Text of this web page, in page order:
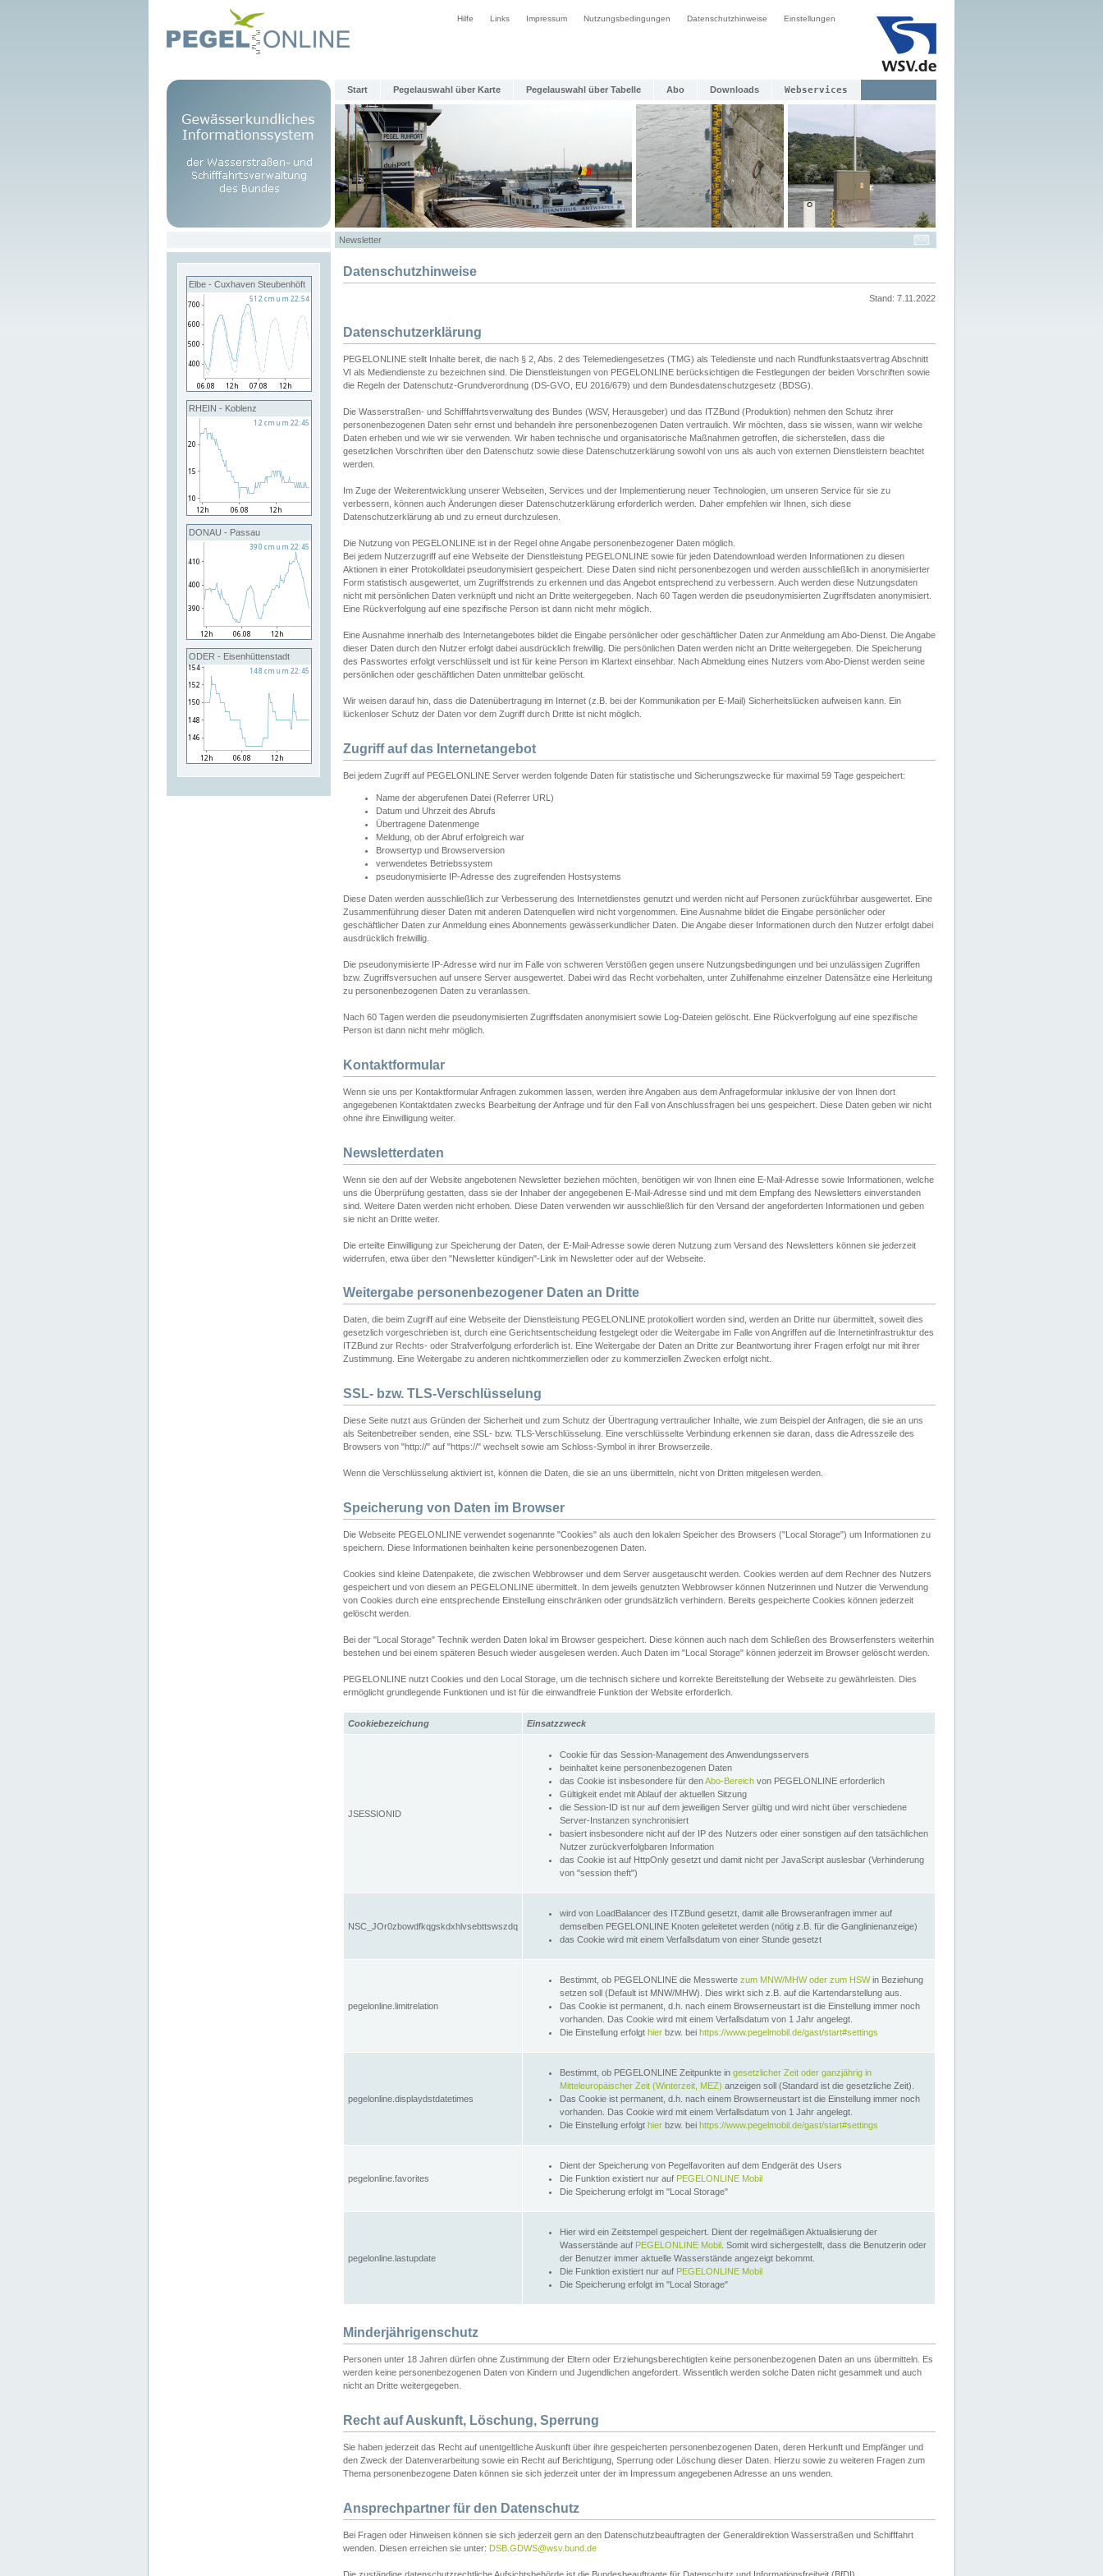
Hilfe Links Impressum Nutzungsbedingungen Datenschutzhinweise Einstellungen
Start Pegelauswahl über Karte Pegelauswahl über Tabelle Abo Downloads Webservices
Newsletter
Elbe - Cuxhaven Steubenhöft
RHEIN - Koblenz
DONAU - Passau
ODER - Eisenhüttenstadt
Datenschutzhinweise
Stand: 7.11.2022
Datenschutzerklärung
PEGELONLINE stellt Inhalte bereit, die nach § 2, Abs. 2 des Telemediengesetzes (TMG) als Teledienste und nach Rundfunkstaatsvertrag Abschnitt
VI als Mediendienste zu bezeichnen sind. Die Dienstleistungen von PEGELONLINE berücksichtigen die Festlegungen der beiden Vorschriften sowie
die Regeln der Datenschutz-Grundverordnung (DS-GVO, EU 2016/679) und dem Bundesdatenschutzgesetz (BDSG).
Die Wasserstraßen- und Schifffahrtsverwaltung des Bundes (WSV, Herausgeber) und das ITZBund (Produktion) nehmen den Schutz ihrer
personenbezogenen Daten sehr ernst und behandeln ihre personenbezogenen Daten vertraulich. Wir möchten, dass sie wissen, wann wir welche
Daten erheben und wie wir sie verwenden. Wir haben technische und organisatorische Maßnahmen getroffen, die sicherstellen, dass die
gesetzlichen Vorschriften über den Datenschutz sowie diese Datenschutzerklärung sowohl von uns als auch von externen Dienstleistern beachtet
werden.
Im Zuge der Weiterentwicklung unserer Webseiten, Services und der Implementierung neuer Technologien, um unseren Service für sie zu
verbessern, können auch Änderungen dieser Datenschutzerklärung erforderlich werden. Daher empfehlen wir Ihnen, sich diese
Datenschutzerklärung ab und zu erneut durchzulesen.
Die Nutzung von PEGELONLINE ist in der Regel ohne Angabe personenbezogener Daten möglich.
Bei jedem Nutzerzugriff auf eine Webseite der Dienstleistung PEGELONLINE sowie für jeden Datendownload werden Informationen zu diesen
Aktionen in einer Protokolldatei pseudonymisiert gespeichert. Diese Daten sind nicht personenbezogen und werden ausschließlich in anonymisierter
Form statistisch ausgewertet, um Zugriffstrends zu erkennen und das Angebot entsprechend zu verbessern. Auch werden diese Nutzungsdaten
nicht mit persönlichen Daten verknüpft und nicht an Dritte weitergegeben. Nach 60 Tagen werden die pseudonymisierten Zugriffsdaten anonymisiert.
Eine Rückverfolgung auf eine spezifische Person ist dann nicht mehr möglich.
Eine Ausnahme innerhalb des Internetangebotes bildet die Eingabe persönlicher oder geschäftlicher Daten zur Anmeldung am Abo-Dienst. Die Angabe
dieser Daten durch den Nutzer erfolgt dabei ausdrücklich freiwillig. Die persönlichen Daten werden nicht an Dritte weitergegeben. Die Speicherung
des Passwortes erfolgt verschlüsselt und ist für keine Person im Klartext einsehbar. Nach Abmeldung eines Nutzers vom Abo-Dienst werden seine
persönlichen oder geschäftlichen Daten unmittelbar gelöscht.
Wir weisen darauf hin, dass die Datenübertragung im Internet (z.B. bei der Kommunikation per E-Mail) Sicherheitslücken aufweisen kann. Ein
lückenloser Schutz der Daten vor dem Zugriff durch Dritte ist nicht möglich.
Zugriff auf das Internetangebot
Bei jedem Zugriff auf PEGELONLINE Server werden folgende Daten für statistische und Sicherungszwecke für maximal 59 Tage gespeichert:
Name der abgerufenen Datei (Referrer URL)
Datum und Uhrzeit des Abrufs
Übertragene Datenmenge
Meldung, ob der Abruf erfolgreich war
Browsertyp und Browserversion
verwendetes Betriebssystem
pseudonymisierte IP-Adresse des zugreifenden Hostsystems
Diese Daten werden ausschließlich zur Verbesserung des Internetdienstes genutzt und werden nicht auf Personen zurückführbar ausgewertet. Eine
Zusammenführung dieser Daten mit anderen Datenquellen wird nicht vorgenommen. Eine Ausnahme bildet die Eingabe persönlicher oder
geschäftlicher Daten zur Anmeldung eines Abonnements gewässerkundlicher Daten. Die Angabe dieser Informationen durch den Nutzer erfolgt dabei
ausdrücklich freiwillig.
Die pseudonymisierte IP-Adresse wird nur im Falle von schweren Verstößen gegen unsere Nutzungsbedingungen und bei unzulässigen Zugriffen
bzw. Zugriffsversuchen auf unsere Server ausgewertet. Dabei wird das Recht vorbehalten, unter Zuhilfenahme einzelner Datensätze eine Herleitung
zu personenbezogenen Daten zu veranlassen.
Nach 60 Tagen werden die pseudonymisierten Zugriffsdaten anonymisiert sowie Log-Dateien gelöscht. Eine Rückverfolgung auf eine spezifische
Person ist dann nicht mehr möglich.
Kontaktformular
Wenn sie uns per Kontaktformular Anfragen zukommen lassen, werden ihre Angaben aus dem Anfrageformular inklusive der von Ihnen dort
angegebenen Kontaktdaten zwecks Bearbeitung der Anfrage und für den Fall von Anschlussfragen bei uns gespeichert. Diese Daten geben wir nicht
ohne ihre Einwilligung weiter.
Newsletterdaten
Wenn sie den auf der Website angebotenen Newsletter beziehen möchten, benötigen wir von Ihnen eine E-Mail-Adresse sowie Informationen, welche
uns die Überprüfung gestatten, dass sie der Inhaber der angegebenen E-Mail-Adresse sind und mit dem Empfang des Newsletters einverstanden
sind. Weitere Daten werden nicht erhoben. Diese Daten verwenden wir ausschließlich für den Versand der angeforderten Informationen und geben
sie nicht an Dritte weiter.
Die erteilte Einwilligung zur Speicherung der Daten, der E-Mail-Adresse sowie deren Nutzung zum Versand des Newsletters können sie jederzeit
widerrufen, etwa über den "Newsletter kündigen"-Link im Newsletter oder auf der Webseite.
Weitergabe personenbezogener Daten an Dritte
Daten, die beim Zugriff auf eine Webseite der Dienstleistung PEGELONLINE protokolliert worden sind, werden an Dritte nur übermittelt, soweit dies
gesetzlich vorgeschrieben ist, durch eine Gerichtsentscheidung festgelegt oder die Weitergabe im Falle von Angriffen auf die Internetinfrastruktur des
ITZBund zur Rechts- oder Strafverfolgung erforderlich ist. Eine Weitergabe der Daten an Dritte zur Beantwortung ihrer Fragen erfolgt nur mit ihrer
Zustimmung. Eine Weitergabe zu anderen nichtkommerziellen oder zu kommerziellen Zwecken erfolgt nicht.
SSL- bzw. TLS-Verschlüsselung
Diese Seite nutzt aus Gründen der Sicherheit und zum Schutz der Übertragung vertraulicher Inhalte, wie zum Beispiel der Anfragen, die sie an uns
als Seitenbetreiber senden, eine SSL- bzw. TLS-Verschlüsselung. Eine verschlüsselte Verbindung erkennen sie daran, dass die Adresszeile des
Browsers von "http://" auf "https://" wechselt sowie am Schloss-Symbol in ihrer Browserzeile.
Wenn die Verschlüsselung aktiviert ist, können die Daten, die sie an uns übermitteln, nicht von Dritten mitgelesen werden.
Speicherung von Daten im Browser
Die Webseite PEGELONLINE verwendet sogenannte "Cookies" als auch den lokalen Speicher des Browsers ("Local Storage") um Informationen zu
speichern. Diese Informationen beinhalten keine personenbezogenen Daten.
Cookies sind kleine Datenpakete, die zwischen Webbrowser und dem Server ausgetauscht werden. Cookies werden auf dem Rechner des Nutzers
gespeichert und von diesem an PEGELONLINE übermittelt. In dem jeweils genutzten Webbrowser können Nutzerinnen und Nutzer die Verwendung
von Cookies durch eine entsprechende Einstellung einschränken oder grundsätzlich verhindern. Bereits gespeicherte Cookies können jederzeit
gelöscht werden.
Bei der "Local Storage" Technik werden Daten lokal im Browser gespeichert. Diese können auch nach dem Schließen des Browserfensters weiterhin
bestehen und bei einem späteren Besuch wieder ausgelesen werden. Auch Daten im "Local Storage" können jederzeit im Browser gelöscht werden.
PEGELONLINE nutzt Cookies und den Local Storage, um die technisch sichere und korrekte Bereitstellung der Webseite zu gewährleisten. Dies
ermöglicht grundlegende Funktionen und ist für die einwandfreie Funktion der Website erforderlich.
Cookiebezeichung Einsatzzweck
JSESSIONID
Cookie für das Session-Management des Anwendungsservers
beinhaltet keine personenbezogenen Daten
das Cookie ist insbesondere für denAbo-Bereich von PEGELONLINE erforderlich
Gültigkeit endet mit Ablauf der aktuellen Sitzung
die Session-ID ist nur auf dem jeweiligen Server gültig und wird nicht über verschiedene
Server-Instanzen synchronisiert
basiert insbesondere nicht auf der IP des Nutzers oder einer sonstigen auf den tatsächlichen
Nutzer zurückverfolgbaren Information
das Cookie ist auf HttpOnly gesetzt und damit nicht per JavaScript auslesbar (Verhinderung
von "session theft")
NSC_JOr0zbowdfkqgskdxhlvsebttswszdq
wird von LoadBalancer des ITZBund gesetzt, damit alle Browseranfragen immer auf
demselben PEGELONLINE Knoten geleitetet werden (nötig z.B. für die Ganglinienanzeige)
das Cookie wird mit einem Verfallsdatum von einer Stunde gesetzt
pegelonline.limitrelation
Bestimmt, ob PEGELONLINE die Messwerte zum MNW/MHW oder zum HSWin Beziehung
setzen soll (Default ist MNW/MHW). Dies wirkt sich z.B. auf die Kartendarstellung aus.
Das Cookie ist permanent, d.h. nach einem Browserneustart ist die Einstellung immer noch
vorhanden. Das Cookie wird mit einem Verfallsdatum von 1 Jahr angelegt.
Die Einstellung erfolgt hier bzw. bei https://www.pegelmobil.de/gast/start#settings
pegelonline.displaydstdatetimes
Bestimmt, ob PEGELONLINE Zeitpunkte in gesetzlicher Zeit oder ganzjährig in
Mitteleuropäischer Zeit (Winterzeit, MEZ) anzeigen soll (Standard ist die gesetzliche Zeit).
Das Cookie ist permanent, d.h. nach einem Browserneustart ist die Einstellung immer noch
vorhanden. Das Cookie wird mit einem Verfallsdatum von 1 Jahr angelegt.
Die Einstellung erfolgt hier bzw. bei https://www.pegelmobil.de/gast/start#settings
pegelonline.favorites
Dient der Speicherung von Pegelfavoriten auf dem Endgerät des Users
Die Funktion existiert nur auf PEGELONLINE Mobil
Die Speicherung erfolgt im "Local Storage"
pegelonline.lastupdate
Hier wird ein Zeitstempel gespeichert. Dient der regelmäßigen Aktualisierung der
Wasserstände auf PEGELONLINE Mobil . Somit wird sichergestellt, dass die Benutzerin oder
der Benutzer immer aktuelle Wasserstände angezeigt bekommt.
Die Funktion existiert nur auf PEGELONLINE Mobil
Die Speicherung erfolgt im "Local Storage"
Minderjährigenschutz
Personen unter 18 Jahren dürfen ohne Zustimmung der Eltern oder Erziehungsberechtigten keine personenbezogenen Daten an uns übermitteln. Es
werden keine personenbezogenen Daten von Kindern und Jugendlichen angefordert. Wissentlich werden solche Daten nicht gesammelt und auch
nicht an Dritte weitergegeben.
Recht auf Auskunft, Löschung, Sperrung
Sie haben jederzeit das Recht auf unentgeltliche Auskunft über ihre gespeicherten personenbezogenen Daten, deren Herkunft und Empfänger und
den Zweck der Datenverarbeitung sowie ein Recht auf Berichtigung, Sperrung oder Löschung dieser Daten. Hierzu sowie zu weiteren Fragen zum
Thema personenbezogene Daten können sie sich jederzeit unter der im Impressum angegebenen Adresse an uns wenden.
Ansprechpartner für den Datenschutz
Bei Fragen oder Hinweisen können sie sich jederzeit gern an den Datenschutzbeauftragten der Generaldirektion Wasserstraßen und Schifffahrt
wenden. Diesen erreichen sie unter: DSB.GDWS@wsv.bund.de